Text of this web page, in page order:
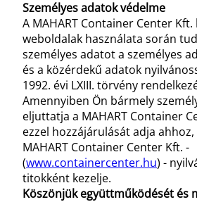
Személyes adatok védelme
A MAHART Container Center
weboldalak használata során
személyes adatot a személyes
és a közérdekű adatok
1992. évi LXIII. törvény
Amennyiben Ön bármely
eljuttatja a MAHART Container
ezzel hozzájárulását adja ahhoz,
MAHART Container Center Kft. -
(www.containercenter.hu) -
titokként kezelje.
Köszönjük együttműködését és